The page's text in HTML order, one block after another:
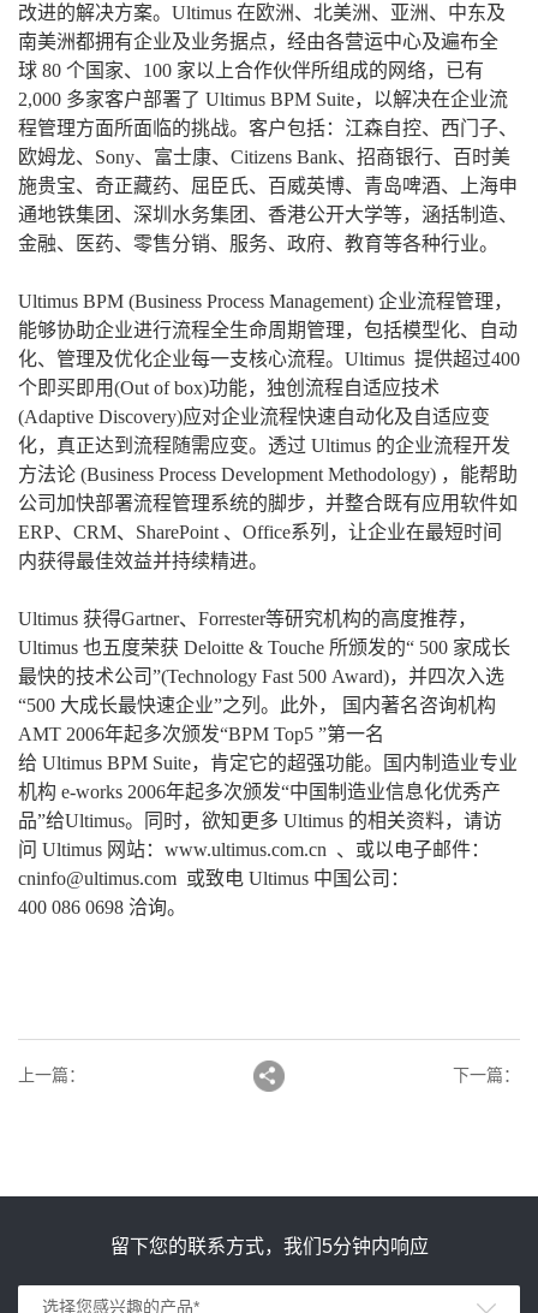
改进的解决方案。Ultimus 在欧洲、北美洲、亚洲、中东及
南美洲都拥有企业及业务据点，经由各营运中心及遍布全
球 80 个国家、100 家以上合作伙伴所组成的网络，已有
2,000 多家客户部署了 Ultimus BPM Suite，以解决在企业流
程管理方面所面临的挑战。客户包括：江森自控、西门子、
欧姆龙、Sony、富士康、Citizens Bank、招商银行、百时美
施贵宝、奇正藏药、屈臣氏、百威英博、青岛啤酒、上海申
通地铁集团、深圳水务集团、香港公开大学等，涵括制造、
金融、医药、零售分销、服务、政府、教育等各种行业。
Ultimus BPM (Business Process Management) 企业流程管理，
能够协助企业进行流程全生命周期管理，包括模型化、自动
化、管理及优化企业每一支核心流程。Ultimus 提供超过400
个即买即用(Out of box)功能，独创流程自适应技术
(Adaptive Discovery)应对企业流程快速自动化及自适应变
化，真正达到流程随需应变。透过 Ultimus 的企业流程开发
方法论 (Business Process Development Methodology) ，能帮助
公司加快部署流程管理系统的脚步，并整合既有应用软件如
ERP、CRM、SharePoint 、Office系列，让企业在最短时间
内获得最佳效益并持续精进。
Ultimus 获得Gartner、Forrester等研究机构的高度推荐，
Ultimus 也五度荣获 Deloitte & Touche 所颁发的“ 500 家成长
最快的技术公司”(Technology Fast 500 Award)，并四次入选
“500 大成长最快速企业”之列。此外， 国内著名咨询机构
AMT 2006年起多次颁发“BPM Top5 ”第一名
给 Ultimus BPM Suite，肯定它的超强功能。国内制造业专业
机构 e-works 2006年起多次颁发“中国制造业信息化优秀产
品”给Ultimus。同时，欲知更多 Ultimus 的相关资料，请访
问 Ultimus 网站：www.ultimus.com.cn 、或以电子邮件：
cninfo@ultimus.com 或致电 Ultimus 中国公司：
400 086 0698 洽询。
上一篇 ： 下一篇 ：
留下您的联系方式，我们5分钟内响应